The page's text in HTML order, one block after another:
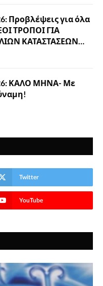
Προβλέψεις για όλα
ΤΡΟΠΟΙ ΓΙΑ
ΚΑΤΑΣΤΑΣΕΩΝ…
ΚΑΛΟ ΜΗΝΑ- Με
Twitter
YouTube